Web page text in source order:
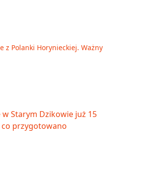
z Polanki Horynieckiej. Ważny